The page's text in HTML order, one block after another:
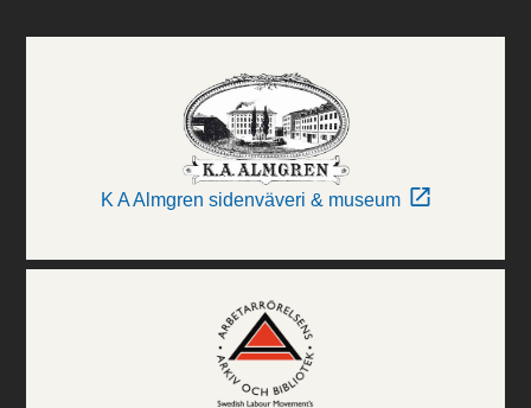
K A Almgren sidenväveri & museum